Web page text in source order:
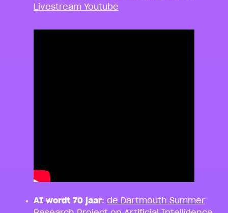
Livestream Youtube
AI wordt 70 jaar: de Dartmouth Summer